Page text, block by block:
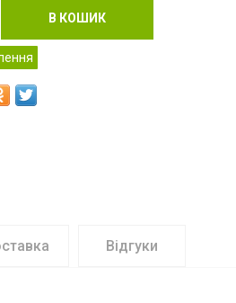
В КОШИК
Відгуки